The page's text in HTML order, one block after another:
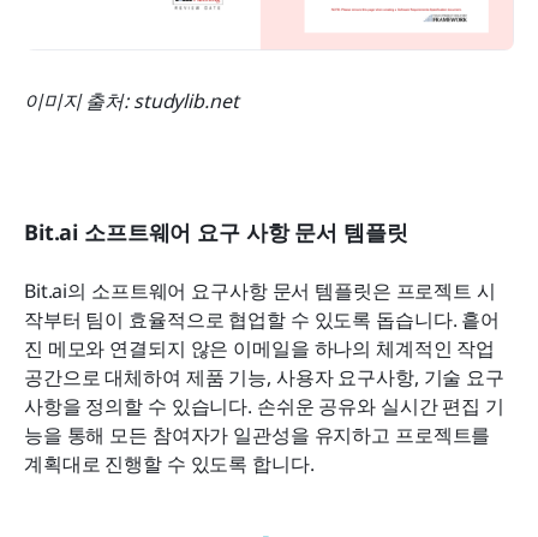
이미지 출처: studylib.net
Bit.ai 소프트웨어 요구 사항 문서 템플릿
Bit.ai의 소프트웨어 요구사항 문서 템플릿은 프로젝트 시
작부터 팀이 효율적으로 협업할 수 있도록 돕습니다. 흩어
진 메모와 연결되지 않은 이메일을 하나의 체계적인 작업
공간으로 대체하여 제품 기능, 사용자 요구사항, 기술 요구
사항을 정의할 수 있습니다. 손쉬운 공유와 실시간 편집 기
능을 통해 모든 참여자가 일관성을 유지하고 프로젝트를
계획대로 진행할 수 있도록 합니다.